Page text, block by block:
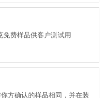
免费样品供客户测试用
方确认的样品相同，并在装